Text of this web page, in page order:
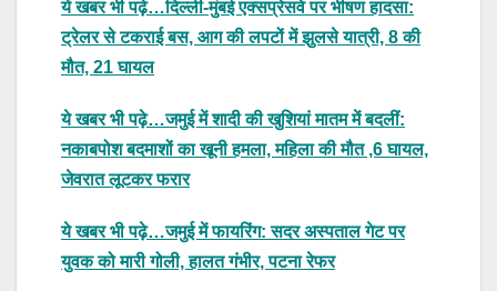
ये खबर भी पढ़े…दिल्ली-मुंबई एक्सप्रेसवे पर भीषण हादसा:
ट्रेलर से टकराई बस, आग की लपटों में झुलसे यात्री, 8 की
मौत, 21 घायल
ये खबर भी पढ़े…जमुई में शादी की खुशियां मातम में बदलीं:
नकाबपोश बदमाशों का खूनी हमला, महिला की मौत ,6 घायल,
जेवरात लूटकर फरार
ये खबर भी पढ़े…जमुई में फायरिंग: सदर अस्पताल गेट पर
युवक को मारी गोली, हालत गंभीर, पटना रेफर